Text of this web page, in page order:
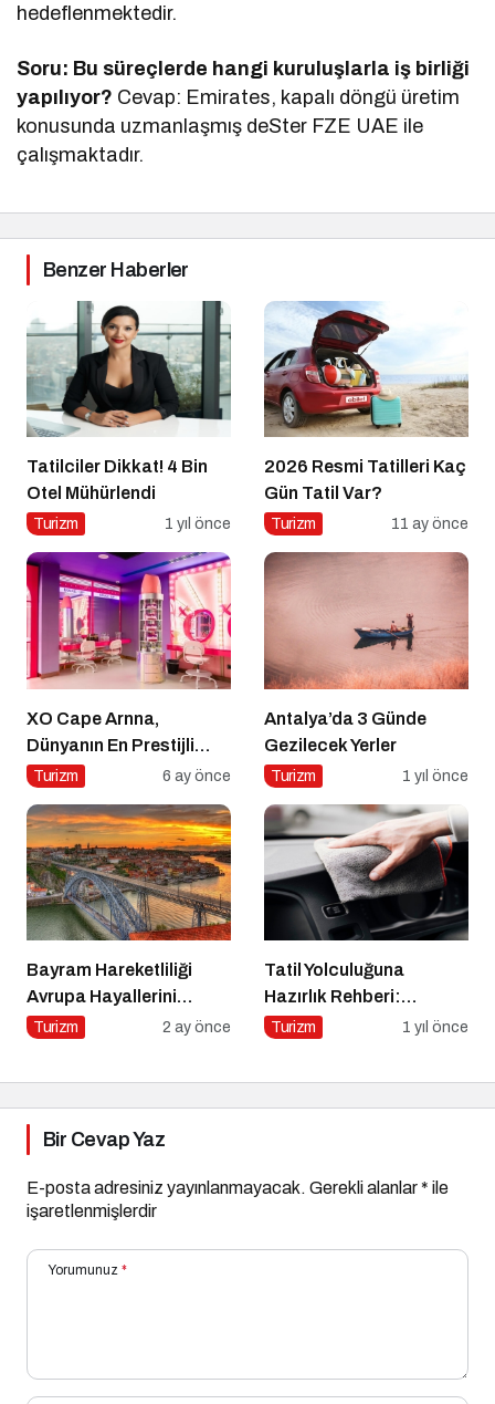
hedeflenmektedir.
Soru: Bu süreçlerde hangi kuruluşlarla iş birliği
yapılıyor? Cevap: Emirates, kapalı döngü üretim
konusunda uzmanlaşmış deSter FZE UAE ile
çalışmaktadır.
Benzer Haberler
Tatilciler Dikkat! 4 Bin
Otel Mühürlendi
Turizm 1 yıl önce
2026 Resmi Tatilleri Kaç
Gün Tatil Var?
Turizm 11 ay önce
XO Cape Arnna,
Dünyanın En Prestijli
Seyahat Yayınlarında
Editoryal Seçkisinde
Türkiye’den Listelenen
Tek Otel Olarak Öne
Çıktı
Turizm 6 ay önce
Antalya’da 3 Günde
Gezilecek Yerler
Turizm 1 yıl önce
Bayram Hareketliliği
Avrupa Hayallerini
Tetikledi
Turizm 2 ay önce
Tatil Yolculuğuna
Hazırlık Rehberi:
Aracınız İçin Almanız
Turizm 1 yıl önce
Bir Cevap Yaz
E-posta adresiniz yayınlanmayacak. Gerekli alanlar* ile
işaretlenmişlerdir
Yorumunuz *